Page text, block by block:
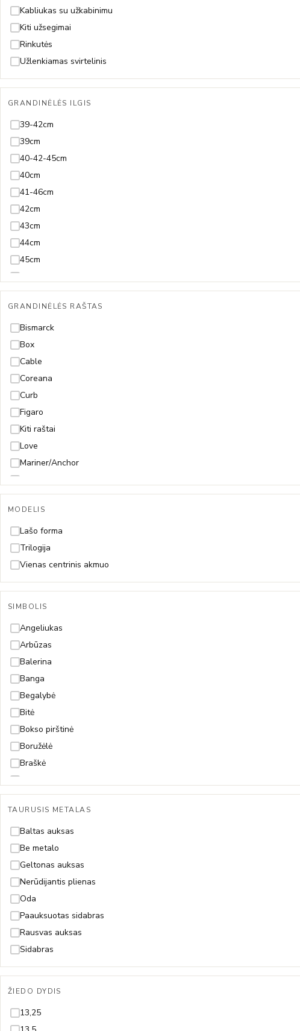
Safyras
Smaragdas
Špinelis
Sultanitas
Swarovski
Topazas
Turkis
Turmalinas
19-21cm
19-22cm
19-23cm
19,5cm
19cm
20,5-23,5cm
20,5cm
20cm
21,5cm
21cm
22,5cm
22cm
23,5cm
23cm
24cm
Kabliukas su užkabinimu
Kiti užsegimai
Rinkutės
Užlenkiamas svirtelinis
GRANDINĖLĖS ILGIS
39-42cm
39cm
40-42-45cm
40cm
41-46cm
42cm
43cm
44cm
45cm
47-50cm
49cm
50cm
55cm
60cm
65cm
70cm
GRANDINĖLĖS RAŠTAS
Bismarck
Box
Cable
Coreana
Curb
Figaro
Kiti raštai
Love
Mariner/Anchor
Paperclip
Pitonas
Rolo
Rombo
Rope (Virvutė)
Singapore
MODELIS
Lašo forma
Trilogija
Vienas centrinis akmuo
SIMBOLIS
Angeliukas
Arbūzas
Balerina
Banga
Begalybė
Bitė
Bokso pirštinė
Boružėlė
Braškė
Dobilas
Drakonas
Drugelis
Fėja
Gėlytė
Gyvatė
Gyvybės medis
Inicialas/Raidė
Kačiukas
Karūna
Karys
Kelionės
TAURUSIS METALAS
Baltas auksas
Be metalo
Geltonas auksas
Nerūdijantis plienas
Oda
Paauksuotas sidabras
Rausvas auksas
Sidabras
ŽIEDO DYDIS
13,25